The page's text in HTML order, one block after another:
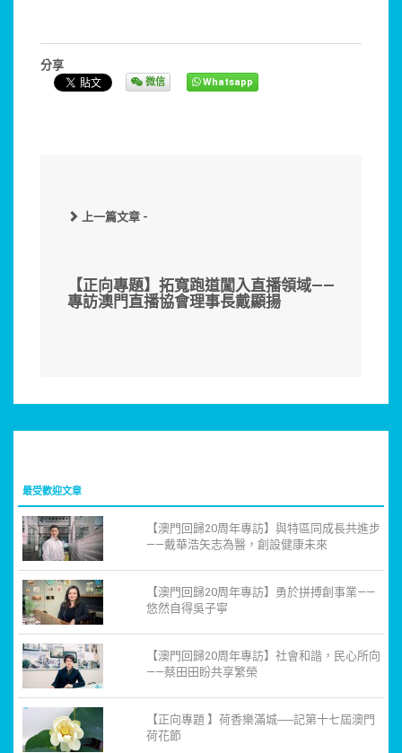
分享
微信 Whatsapp
上一篇文章 -
【正向專題】拓寬跑道闖入直播領域——
專訪澳門直播協會理事長戴顯揚
最受歡迎文章
【澳門回歸20周年專訪】與特區同成長共進步
——戴華浩矢志為醫，創設健康未來
【澳門回歸20周年專訪】勇於拼搏創事業——
悠然自得吳子寧
【澳門回歸20周年專訪】社會和諧，民心所向
——蔡田田盼共享繁榮
【正向專題 】荷香樂滿城──記第十七屆澳門
荷花節